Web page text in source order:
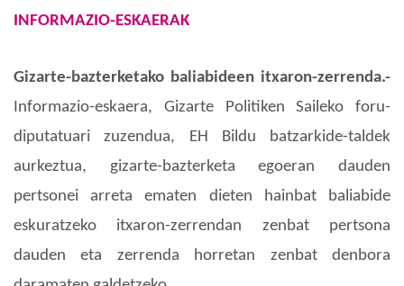
INFORMAZIO-ESKAERAK
Gizarte-bazterketako baliabideen itxaron-zerrenda.-
Informazio-eskaera, Gizarte Politiken Saileko foru-
diputatuari zuzendua, EH Bildu batzarkide-taldek
aurkeztua, gizarte-bazterketa egoeran dauden
pertsonei arreta ematen dieten hainbat baliabide
eskuratzeko itxaron-zerrendan zenbat pertsona
dauden eta zerrenda horretan zenbat denbora